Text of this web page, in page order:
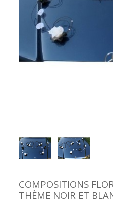
COMPOSITIONS
THÈME NOIR ET